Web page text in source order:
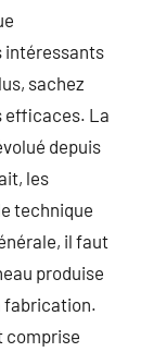
intéressants
sachez
efficaces. La
depuis
les
technique
il faut
produise
fabrication.
comprise